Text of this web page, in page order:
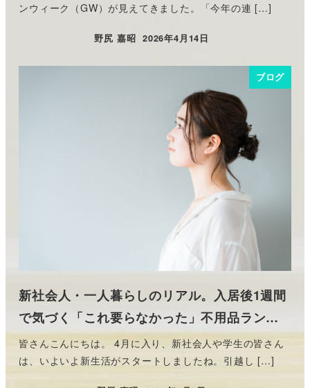
ンウィーク（GW）が見えてきました。「今年の連 […]
野尻 嘉昭
投稿日
2026年4月14日
ブログ
新社会人・一人暮らしのリアル。入居後1週間
で気づく「これ要らなかった」不用品ラン…
皆さんこんにちは。 4月に入り、新社会人や学生の皆さん
は、いよいよ新生活がスタートしましたね。引越し […]